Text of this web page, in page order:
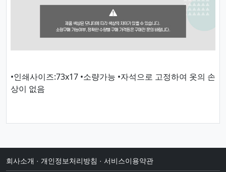
•인쇄사이즈:73x17 •소량가능 •자석으로 고정하여 옷의 손
상이 없음
회사소개 · 개인정보처리방침 · 서비스이용약관